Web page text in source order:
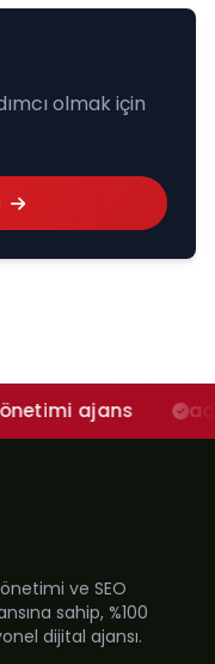
olmak için
adana
ve SEO
sahip, %100
dijital ajansı.